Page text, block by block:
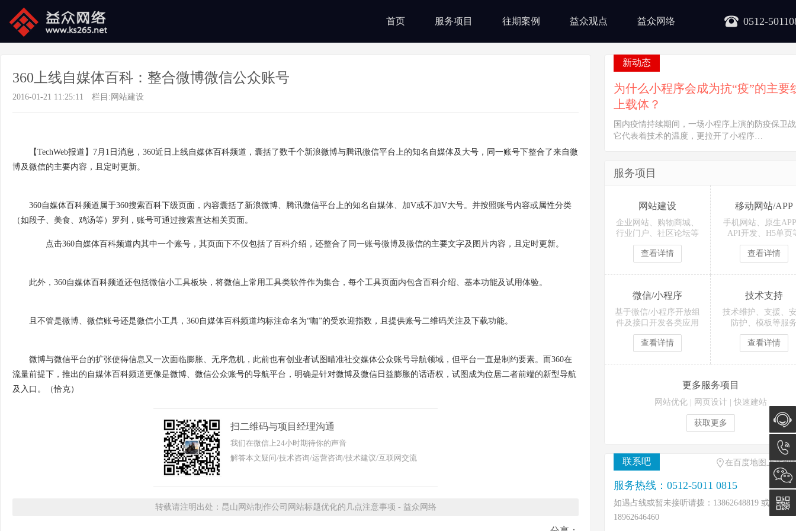
0512-
首页 服务项目 往期案例 益众观点 益众网络
360上线自媒体百科：整合微博微信公众账号
2016-01-21 11:25:11 栏目: 网站建设
【TechWeb报道】7月1日消息，360近日上线自媒体百科频道，囊括了数千个新浪微博与腾讯微信平台上的知名自媒体及大号，同一账号下整合了来自微
博及微信的主要内容，且定时更新。
360自媒体百科频道属于360搜索百科下级页面，内容囊括了新浪微博、腾讯微信平台上的知名自媒体、加V或不加V大号。并按照账号内容或属性分类
（如段子、美食、鸡汤等）罗列，账号可通过搜索直达相关页面。
点击360自媒体百科频道内其中一个账号，其页面下不仅包括了百科介绍，还整合了同一账号微博及微信的主要文字及图片内容，且定时更新。
此外，360自媒体百科频道还包括微信小工具板块，将微信上常用工具类软件作为集合，每个工具页面内包含百科介绍、基本功能及试用体验。
且不管是微博、微信账号还是微信小工具，360自媒体百科频道均标注命名为“咖”的受欢迎指数，且提供账号二维码关注及下载功能。
微博与微信平台的扩张使得信息又一次面临膨胀、无序危机，此前也有创业者试图瞄准社交媒体公众账号导航领域，但平台一直是制约要素。而360在
流量前提下，推出的自媒体百科频道更像是微博、微信公众账号的导航平台，明确是针对微博及微信日益膨胀的话语权，试图成为位居二者前端的新型导航
及入口。（恰克）
扫二维码与项目经理沟通
我们在微信上24小时期待你的声音
解答本文疑问/技术咨询/运营咨询/技术建议/互联网交流
转载请注明出处：昆山网站制作公司网站标题优化的几点注意事项 - 益众网络
新动态
为什么小程序会成为抗“疫”的主要
上载体？
国内疫情持续期间，一场小程序上演的防疫保卫
它代表着技术的温度，更拉开了小程序…
服务项目
网站建设
企业网站、购物商城、
行业门户、社区论坛等
查看详情
移动网站/APP
手机网站、原生
API开发、H5单页
查看详情
微信/小程序
基于微信/小程序开放组
件及接口开发各类应用
查看详情
技术支持
技术维护、支援、
防护、模板等服
查看详情
更多服务项目
网站优化 网页设计 快速建站
获取更多
联系吧 在百度地图上找到
服务热线：0512-5011 0815
如遇占线或暂未接听请拨：13862648819 或
18962646460
在线咨
询
0512-
5011